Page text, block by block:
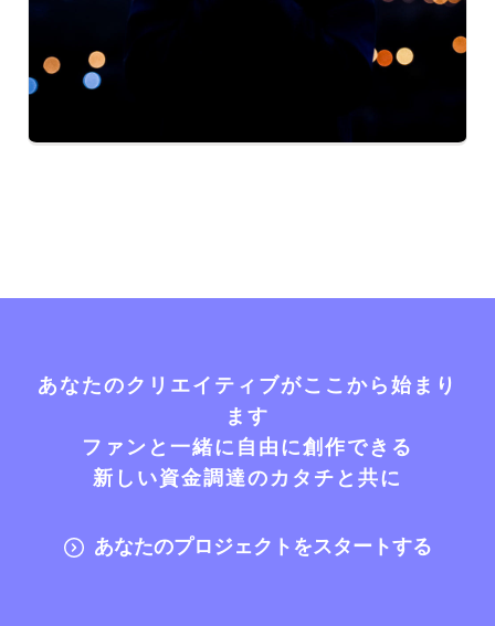
あなたのクリエイティブがここから始まり
ます
ファンと一緒に自由に創作できる
新しい資金調達のカタチと共に
あなたのプロジェクトをスタートする